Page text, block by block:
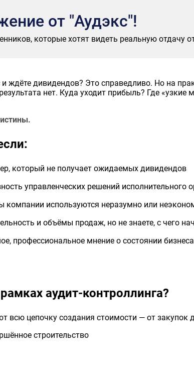
от "Аудэкс"!
которые хотят видеть реальную отдачу
ждёте дивидендов? Это справедливо. Но на
нет. Куда уходит прибыль? Где
который не получает ожидаемых дивидендов
управленческих решений исполнительного
компании используются неразумно или
и объёмы продаж, но не знаете, с чего
профессиональное мнение о состоянии
аудит-контроллинга?
всю цепочку создания стоимости — от закупок
строительство